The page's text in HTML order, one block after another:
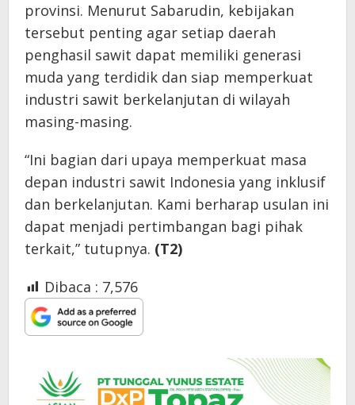
provinsi. Menurut Sabarudin, kebijakan
tersebut penting agar setiap daerah
penghasil sawit dapat memiliki generasi
muda yang terdidik dan siap memperkuat
industri sawit berkelanjutan di wilayah
masing-masing.
“Ini bagian dari upaya memperkuat masa
depan industri sawit Indonesia yang inklusif
dan berkelanjutan. Kami berharap usulan ini
dapat menjadi pertimbangan bagi pihak
terkait,” tutupnya. (T2)
Dibaca : 7,576